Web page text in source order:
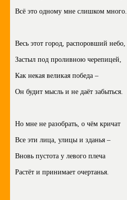
Всё это одному мне слишком много.
Весь этот город, распоровший небо,
Застыл под проливною черепицей,
Как некая великая победа –
Он будит мысль и не даёт забыться.
Но мне не разобрать, о чём кричат
Все эти лица, улицы и зданья –
Вновь пустота у левого плеча
Растёт и принимает очертанья.